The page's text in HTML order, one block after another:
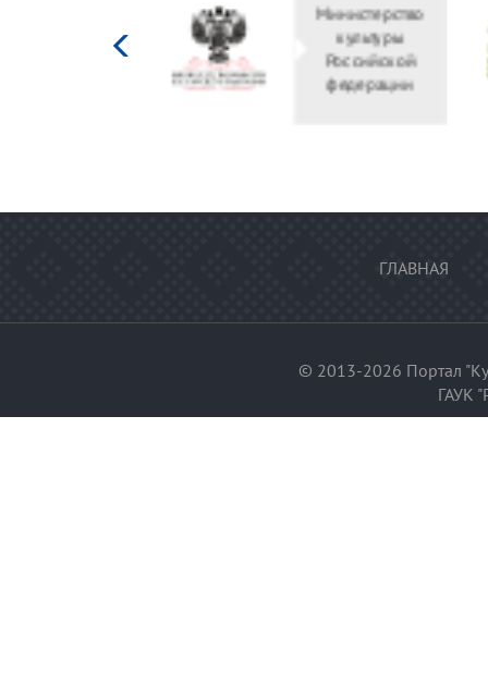
Министерство
культуры
Российской
федерации
ГЛАВНАЯ
© 2013-2026 Портал
ГАУК